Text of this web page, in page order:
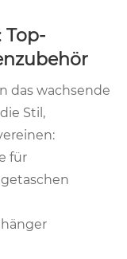
Top-
das wachsende
Stil,
für